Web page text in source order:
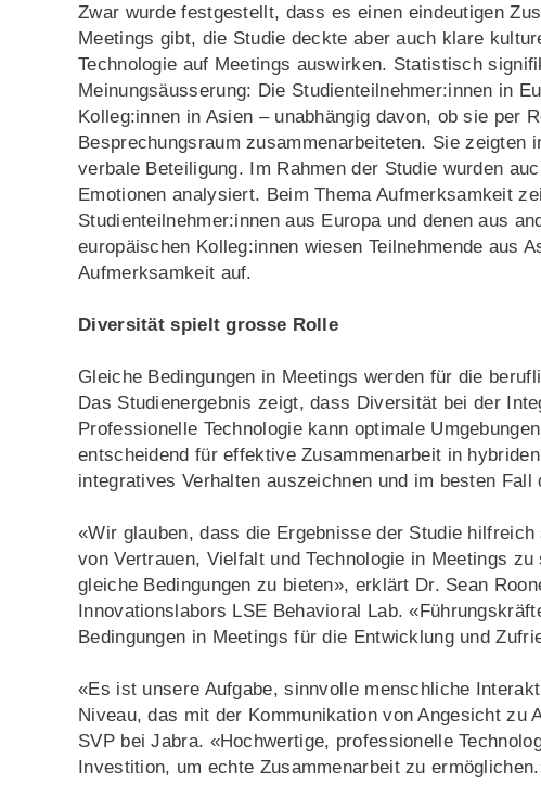
Zwar wurde festgestellt, dass es einen eindeutigen
Meetings gibt, die Studie deckte aber auch klare
Technologie auf Meetings auswirken. Statistisch
Meinungsäusserung: Die Studienteilnehmer:innen in
Kolleg:innen in Asien – unabhängig davon, ob sie per
Besprechungsraum zusammenarbeiteten. Sie zeigten
verbale Beteiligung. Im Rahmen der Studie wurden
Emotionen analysiert. Beim Thema Aufmerksamkeit
Studienteilnehmer:innen aus Europa und denen aus
europäischen Kolleg:innen wiesen Teilnehmende aus
Aufmerksamkeit auf.
Diversität spielt grosse Rolle
Gleiche Bedingungen in Meetings werden für die
Das Studienergebnis zeigt, dass Diversität bei der
Professionelle Technologie kann optimale
entscheidend für effektive Zusammenarbeit in
integratives Verhalten auszeichnen und im besten
«Wir glauben, dass die Ergebnisse der Studie
von Vertrauen, Vielfalt und Technologie in Meetings
gleiche Bedingungen zu bieten», erklärt Dr. Sean
Innovationslabors LSE Behavioral Lab.
Bedingungen in Meetings für die Entwicklung und
«Es ist unsere Aufgabe, sinnvolle menschliche
Niveau, das mit der Kommunikation von Angesicht
SVP bei Jabra. «Hochwertige, professionelle
Investition, um echte Zusammenarbeit zu